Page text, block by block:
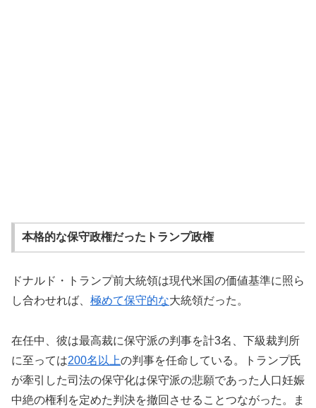
本格的な保守政権だったトランプ政権
ドナルド・トランプ前大統領は現代米国の価値基準に照ら
し合わせれば、 極めて保守的な大統領だった。
在任中、彼は最高裁に保守派の判事を計3名、下級裁判所
に至っては200名以上の判事を任命している。トランプ氏
が牽引した司法の保守化は保守派の悲願であった人口妊娠
中絶の権利を定めた判決を撤回させることつながった。ま